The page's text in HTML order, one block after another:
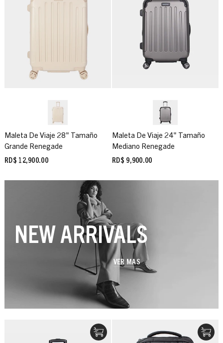
Maleta De Viaje 28" Tamaño
Grande Renegade
RD$ 12,900.00
Maleta De Viaje 24" Tamaño
Mediano Renegade
RD$ 9,900.00
NEW ARRIVALS
VER MAS